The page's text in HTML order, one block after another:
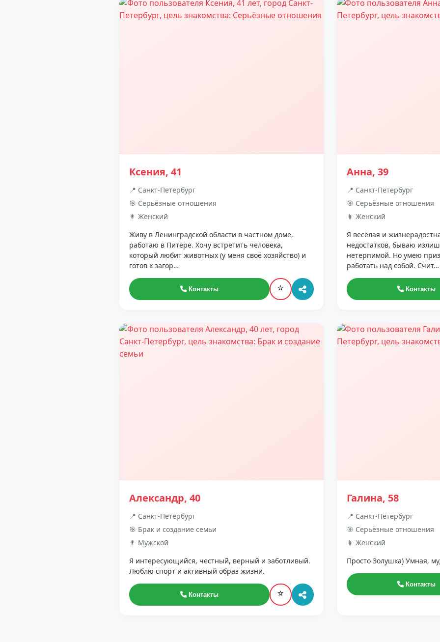
Ксения, 41
📍 Санкт-Петербург
🎯 Серьёзные отношения
👩 Женский
Живу в Ленинградской области в частном доме,
работаю в Питере. Хочу встретить человека,
который любит животных (у меня своё хозяйство) и
готов к загор…
Контакты ⭐
Анна, 39
📍 Санкт-Петербург
🎯 Серьёзные отношения
👩 Женский
Я весёлая и
недостатков, бываю
нетерпимой. Но умею
работать над собой. Счит…
Контакты
Александр, 40
📍 Санкт-Петербург
🎯 Брак и создание семьи
👨 Мужской
Я интересующийся, честный, верный и заботливый.
Люблю спорт и активный образ жизни.
Контакты ⭐
Галина, 58
📍 Санкт-Петербург
🎯 Серьёзные отношения
👩 Женский
Просто Золушка) Умная,
Контакты